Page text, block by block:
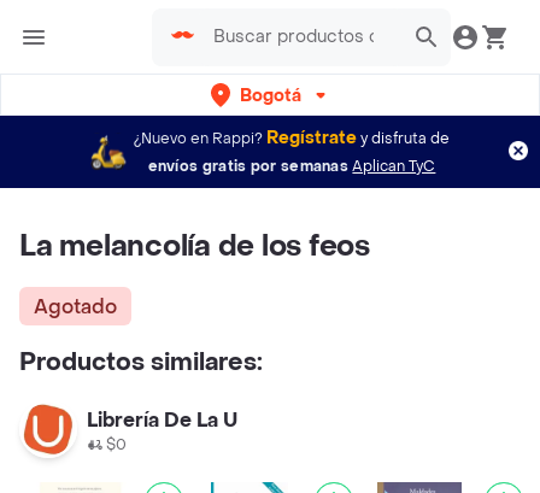
Bogotá
¿Nuevo en Rappi? Regístratey disfruta de
envíos gratis por semanas Aplican TyC
La melancolía de los feos
Agotado
Productos similares:
Librería De La U
$0